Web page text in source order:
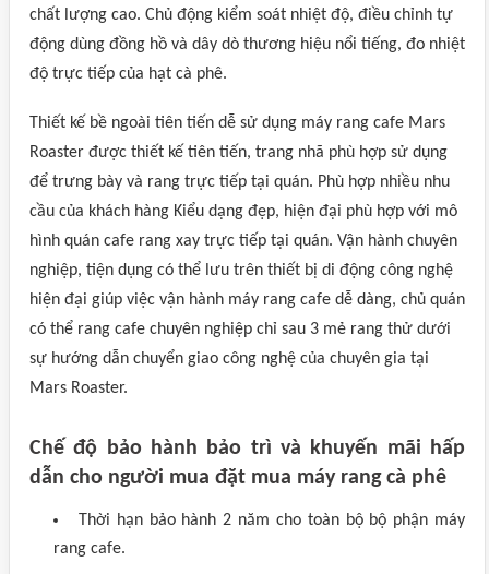
chất lượng cao. Chủ động kiểm soát nhiệt độ, điều chỉnh tự
động dùng đồng hồ và dây dò thương hiệu nổi tiếng, đo nhiệt
độ trực tiếp của hạt cà phê.
Thiết kế bề ngoài tiên tiến dễ sử dụng máy rang cafe Mars
Roaster được thiết kế tiên tiến, trang nhã phù hợp sử dụng
để trưng bày và rang trực tiếp tại quán. Phù hợp nhiều nhu
cầu của khách hàng Kiểu dạng đẹp, hiện đại phù hợp với mô
hình quán cafe rang xay trực tiếp tại quán. Vận hành chuyên
nghiệp, tiện dụng có thể lưu trên thiết bị di động công nghệ
hiện đại giúp việc vận hành máy rang cafe dễ dàng, chủ quán
có thể rang cafe chuyên nghiệp chỉ sau 3 mẻ rang thử dưới
sự hướng dẫn chuyển giao công nghệ của chuyên gia tại
Mars Roaster.
Chế độ bảo hành bảo trì và khuyến mãi hấp
dẫn cho người mua đặt mua máy rang cà phê
Thời hạn bảo hành 2 năm cho toàn bộ bộ phận máy
rang cafe.